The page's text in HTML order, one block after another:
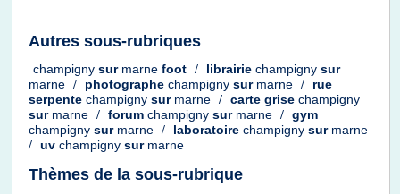
Autres sous-rubriques
champigny sur marne foot / librairie champigny sur
marne / photographe champigny sur marne /
rue
serpente champigny sur marne / carte grise champigny
sur marne / forum champigny sur marne / gym
champigny sur marne / laboratoire champigny sur marne
/ uv champigny sur marne
Thèmes de la sous-rubrique